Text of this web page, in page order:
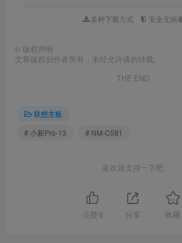
多种下载方式 安全无病
© 版权声明
文章版权归作者所有，未经允许请勿转载。
THE END
联想主板
# 小新Pro-13
# NM-C581
喜欢就支持一下吧
点赞 6 分享 收藏